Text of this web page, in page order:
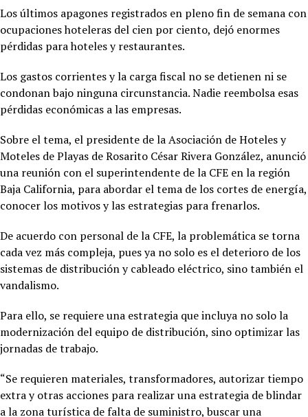
Los últimos apagones registrados en pleno fin de semana con
ocupaciones hoteleras del cien por ciento, dejó enormes
pérdidas para hoteles y restaurantes.
Los gastos corrientes y la carga fiscal no se detienen ni se
condonan bajo ninguna circunstancia. Nadie reembolsa esas
pérdidas económicas a las empresas.
Sobre el tema, el presidente de la Asociación de Hoteles y
Moteles de Playas de Rosarito César Rivera González, anunció
una reunión con el superintendente de la CFE en la región
Baja California, para abordar el tema de los cortes de energía,
conocer los motivos y las estrategias para frenarlos.
De acuerdo con personal de la CFE, la problemática se torna
cada vez más compleja, pues ya no solo es el deterioro de los
sistemas de distribución y cableado eléctrico, sino también el
vandalismo.
Para ello, se requiere una estrategia que incluya no solo la
modernización del equipo de distribución, sino optimizar las
jornadas de trabajo.
“Se requieren materiales, transformadores, autorizar tiempo
extra y otras acciones para realizar una estrategia de blindar
a la zona turística de falta de suministro, buscar una